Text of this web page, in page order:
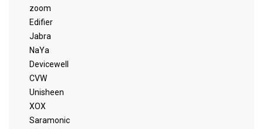
zoom
Edifier
Jabra
NaYa
Devicewell
CVW
Unisheen
XOX
Saramonic